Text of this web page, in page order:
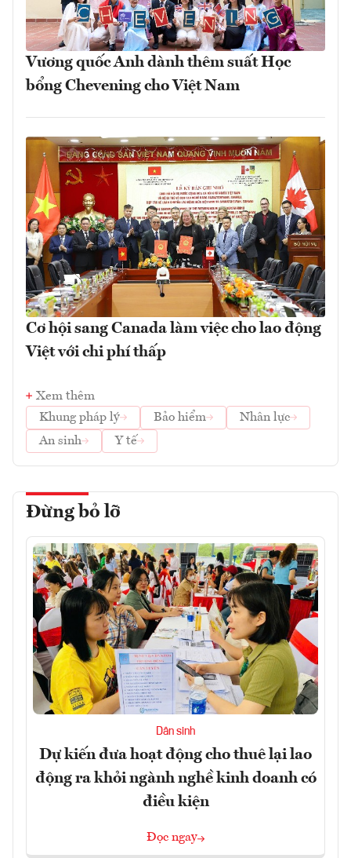
Vương quốc Anh dành thêm suất Học
bổng Chevening cho Việt Nam
Cơ hội sang Canada làm việc cho lao động
Việt với chi phí thấp
Xem thêm
Khung pháp lý
Bảo hiểm
Nhân lực
An sinh
Y tế
Đừng bỏ lỡ
Dân sinh
Dự kiến đưa hoạt động cho thuê lại lao
động ra khỏi ngành nghề kinh doanh có
điều kiện
Đọc ngay